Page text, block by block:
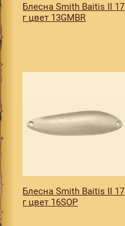
Блесна Smith Baitis II 17
г цвет 13GMBR
Блесна Smith Baitis II 17
г цвет 16SOP